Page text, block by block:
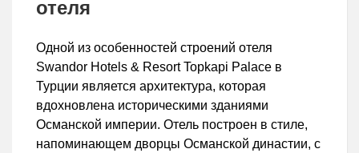
отеля
Одной из особенностей строений отеля
Swandor Hotels & Resort Topkapi Palace в
Турции является архитектура, которая
вдохновлена историческими зданиями
Османской империи. Отель построен в стиле,
напоминающем дворцы Османской династии, с